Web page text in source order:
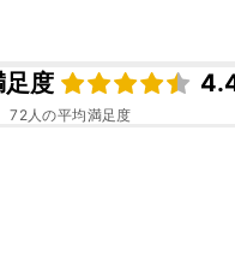
足度
72人の平均満足度